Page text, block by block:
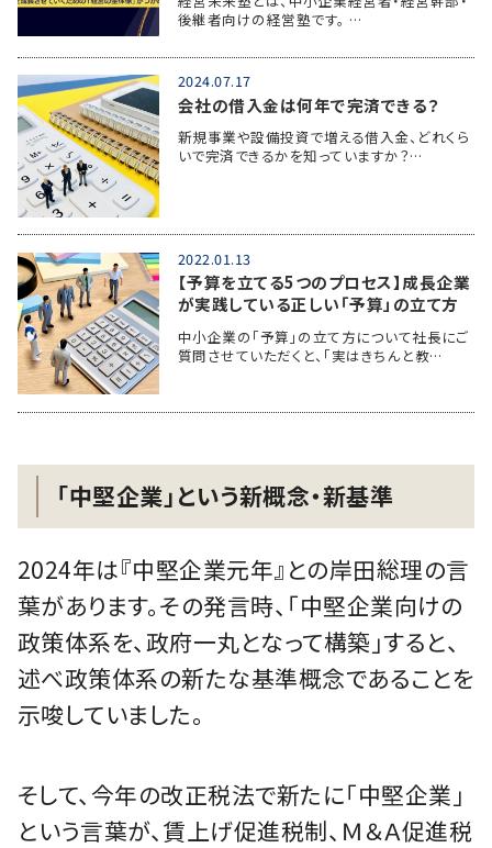
後継者向けの経営塾です。 …
2024.07.17
会社の借入金は何年で完済できる？
新規事業や設備投資で増える借入金、どれくら
いで完済できるかを知っていますか？…
2022.01.13
【予算を立てる5つのプロセス】成長企業
が実践している正しい「予算」の立て方
中小企業の「予算」の立て方について社長にご
質問させていただくと、「実はきちんと教…
「中堅企業」という新概念・新基準
2024年は『中堅企業元年』との岸田総理の言
葉があります。その発言時、「中堅企業向けの
政策体系を、政府一丸となって構築」すると、
述べ政策体系の新たな基準概念であることを
示唆していました。
そして、今年の改正税法で新たに「中堅企業」
という言葉が、賃上げ促進税制、Ｍ＆Ａ促進税